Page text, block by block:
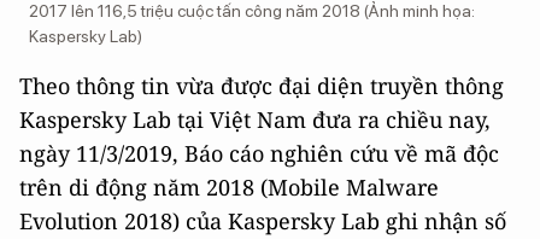
2017 lên 116,5 triệu cuộc tấn công năm 2018 (Ảnh minh họa:
Kaspersky Lab)
Theo thông tin vừa được đại diện truyền thông
Kaspersky Lab tại Việt Nam đưa ra chiều nay,
ngày 11/3/2019, Báo cáo nghiên cứu về mã độc
trên di động năm 2018 (Mobile Malware
Evolution 2018) của Kaspersky Lab ghi nhận số